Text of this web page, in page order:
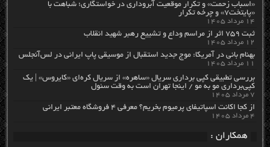
«اسباب زحمت» و تکرار موقعیت آبروداری در خواستگاری؛ شباهت با
«پایتخت۷» و چرخه تکرار
۱۴ مرداد ۱۴۰۵
ثبت ۷۵۹ اثر از مراسم وداع و تشییع رهبر شهید انقلاب
۱۲ مرداد ۱۴۰۵
بهنام بانی در آمریکا: موج جدید استقبال از موسیقی پاپ ایرانی در لس‌آنجلس
۱۱ مرداد ۱۴۰۵
بررسی تطبیقی کپی برداری سریال «ساهره» از سریال کره‌ای «کایروس» | یک
کپی‌برداری مو به مو / اینجا تهران است به وقت سئول
۷ مرداد ۱۴۰۵
از کجا اکانت اسپاتیفای پرمیوم بخریم؟ معرفی ۴ فروشگاه معتبر ایرانی
۴ مرداد ۱۴۰۵
همکاران :